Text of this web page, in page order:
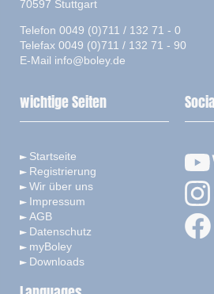
70597 Stuttgart
Telefon 0049 (0)711 / 132 71 - 0
Telefax 0049 (0)711 / 132 71 - 90
E-Mail info@boley.de
wichtige Seiten
Startseite
Registrierung
Wir über uns
Impressum
AGB
Datenschutz
myBoley
Downloads